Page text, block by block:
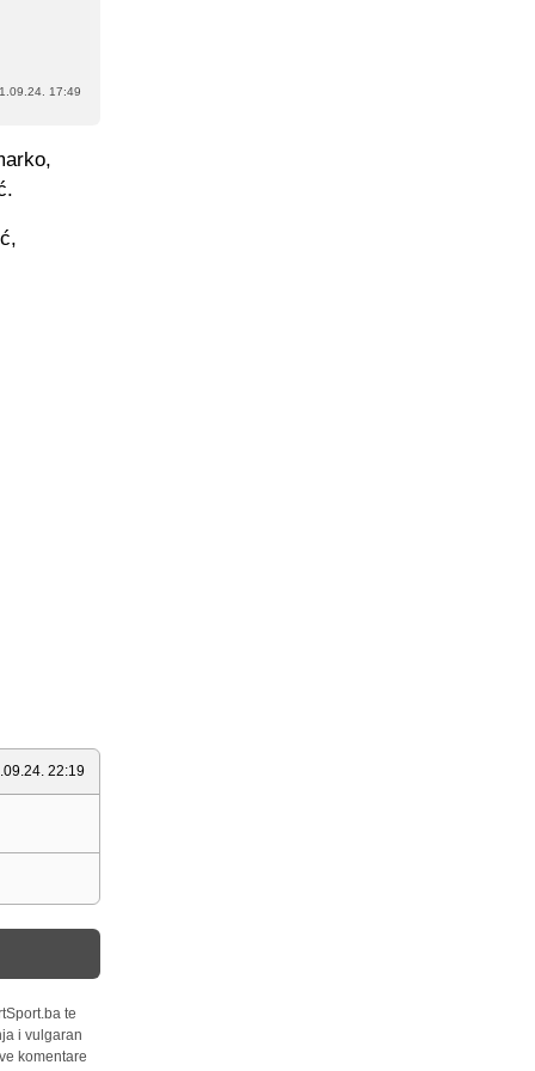
17:49
22:19
te
i vulgaran
komentare